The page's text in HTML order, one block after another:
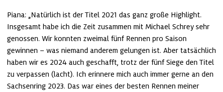
Piana: „Natürlich ist der Titel 2021 das ganz große Highlight.
Insgesamt habe ich die Zeit zusammen mit Michael Schrey sehr
genossen. Wir konnten zweimal fünf Rennen pro Saison
gewinnen – was niemand anderem gelungen ist. Aber tatsächlich
haben wir es 2024 auch geschafft, trotz der fünf Siege den Titel
zu verpassen (lacht). Ich erinnere mich auch immer gerne an den
Sachsenring 2023. Das war eines der besten Rennen meiner